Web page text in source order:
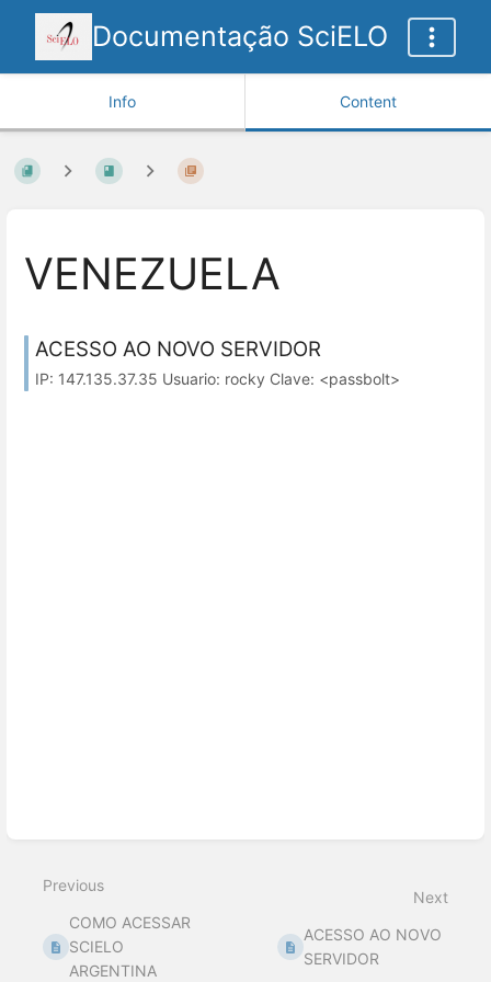
Documentação SciELO
Info Content
VENEZUELA
ACESSO AO NOVO SERVIDOR
IP: 147.135.37.35 Usuario: rocky Clave: <passbolt>
Previous
COMO ACESSAR
SCIELO
ARGENTINA
Next
ACESSO AO NOVO
SERVIDOR